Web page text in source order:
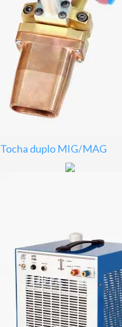
Tocha duplo MIG/MAG